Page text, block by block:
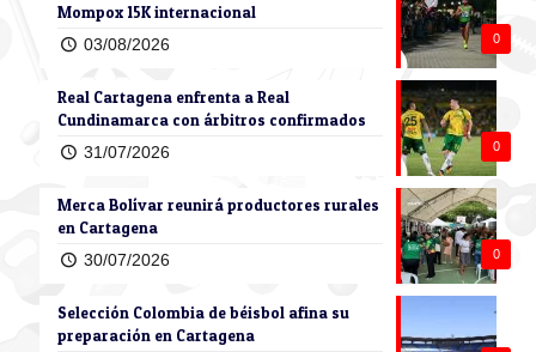
0
Mompox 15K internacional
03/08/2026
0
Real Cartagena enfrenta a Real
Cundinamarca con árbitros confirmados
31/07/2026
0
Merca Bolívar reunirá productores rurales
en Cartagena
30/07/2026
Selección Colombia de béisbol afina su
preparación en Cartagena